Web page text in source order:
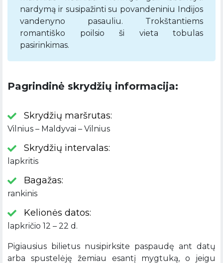
nardymą ir susipažinti su povandeniniu Indijos
vandenyno pasauliu. Trokštantiems
romantiško poilsio ši vieta tobulas
pasirinkimas.
Pagrindinė skrydžių informacija:
Skrydžių maršrutas:
Vilnius – Maldyvai – Vilnius
Skrydžių intervalas:
lapkritis
Bagažas:
rankinis
Kelionės datos:
lapkričio 12 – 22 d.
Pigiausius bilietus nusipirksite paspaudę ant datų
arba spustelėję žemiau esantį mygtuką, o jeigu